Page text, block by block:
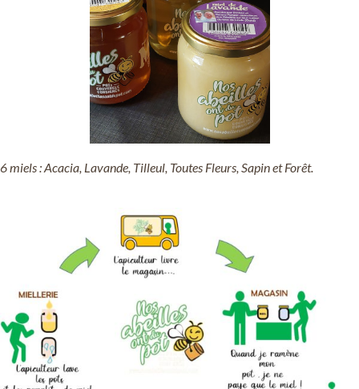
6 miels : Acacia, Lavande, Tilleul, Toutes Fleurs, Sapin et Forêt.